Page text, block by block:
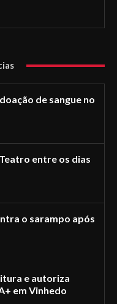
de sangue no
entre os dias
o sarampo após
e autoriza
em Vinhedo